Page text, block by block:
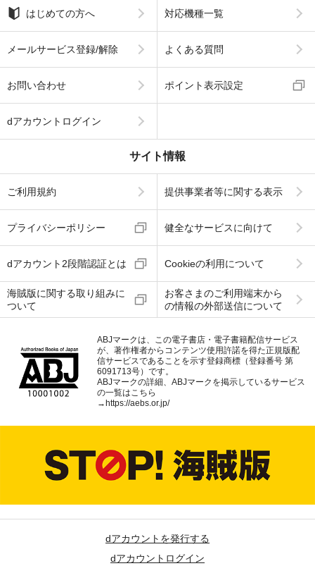
はじめての方へ 対応機種一覧
メールサービス登録/解除 よくある質問
お問い合わせ ポイント表示設定
dアカウントログイン
サイト情報
ご利用規約 提供事業者等に関する表示
プライバシーポリシー 健全なサービスに向けて
dアカウント2段階認証とは Cookieの利用について
海賊版に関する取り組みに
ついて
お客さまのご利用端末から
の情報の外部送信について
ABJマークは、この電子書店・電子書籍配信サービス
が、著作権者からコンテンツ使用許諾を得た正規版配
信サービスであることを示す登録商標（登録番号 第
6091713号）です。
ABJマークの詳細、ABJマークを掲示しているサービス
の一覧はこちら
→ https://aebs.or.jp/
dアカウントを発行する
dアカウントログイン